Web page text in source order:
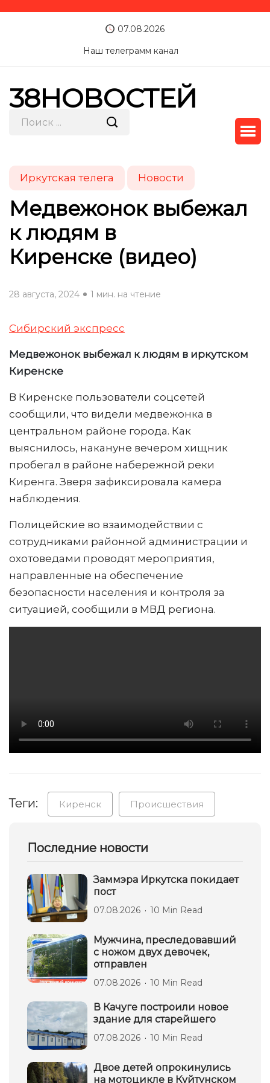
07.08.2026
Наш телеграмм канал
38НОВОСТЕЙ
Иркутская телега Новости
Медвежонок выбежал
к людям в
Киренске (видео)
28 августа, 2024 1 мин. на чтение
Сибирский экспресс
Медвежонок выбежал к людям в иркутском
Киренске
В Киренске пользователи соцсетей
сообщили, что видели медвежонка в
центральном районе города. Как
выяснилось, накануне вечером хищник
пробегал в районе набережной реки
Киренга. Зверя зафиксировала камера
наблюдения.
Полицейские во взаимодействии с
сотрудниками районной администрации и
охотоведами проводят мероприятия,
направленные на обеспечение
безопасности населения и контроля за
ситуацией, сообщили в МВД региона.
Теги: Киренск Происшествия
Последние новости
Заммэра Иркутска покидает
пост
07.08.2026 10 Min Read
Мужчина, преследовавший
с ножом двух девочек,
отправлен
07.08.2026 10 Min Read
В Качуге построили новое
здание для старейшего
07.08.2026 10 Min Read
Двое детей опрокинулись
на мотоцикле в Куйтунском